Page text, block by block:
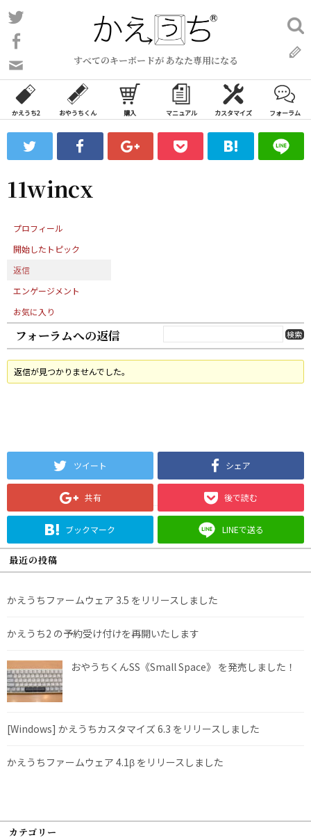
コ
ン
ン
ツ
ス
ッ
すべてのキーボードが あなた専用になる
い
合
わ
フ
ォ
ム
検
索:
かえうち2 おやうちくん 購入 マニュアル カスタマイズ フォーラム
11wincx
プロフィール
開始したトピック
返信
エンゲージメント
お気に入り
フォーラムへの返信
返信が見つかりませんでした。
ツイート シェア
共有 後で読む
ブックマーク LINEで送る
最近の投稿
かえうちファームウェア 3.5 をリリースしました
かえうち2 の予約受け付けを再開いたします
おやうちくんSS《Small Space》 を発売しました！
[Windows] かえうちカスタマイズ 6.3 をリリースしました
かえうちファームウェア 4.1β をリリースしました
カテゴリー